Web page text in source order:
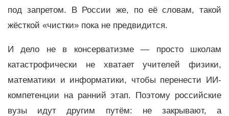
под запретом. В России же, по её словам, такой
жёсткой «чистки» пока не предвидится.
И дело не в консерватизме — просто школам
катастрофически не хватает учителей физики,
математики и информатики, чтобы перенести ИИ-
компетенции на ранний этап. Поэтому российские
вузы идут другим путём: не закрывают, а